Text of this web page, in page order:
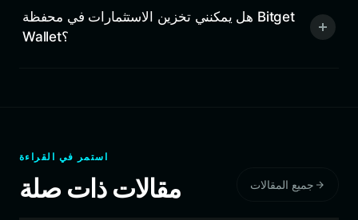
هل يمكنني تخزين الاستثمارات في محفظة Bitget
Wallet؟
استمر في القراءة
مقالات ذات صلة جميع المقالات